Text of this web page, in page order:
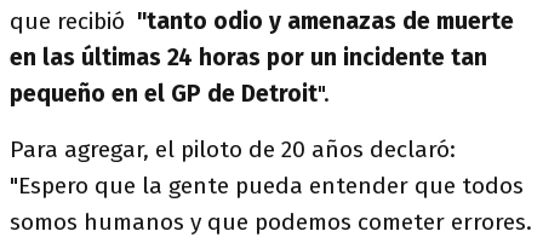
que recibió "tanto odio y amenazas de muerte
en las últimas 24 horas por un incidente tan
pequeño en el GP de Detroit".
Para agregar, el piloto de 20 años declaró:
"Espero que la gente pueda entender que todos
somos humanos y que podemos cometer errores.